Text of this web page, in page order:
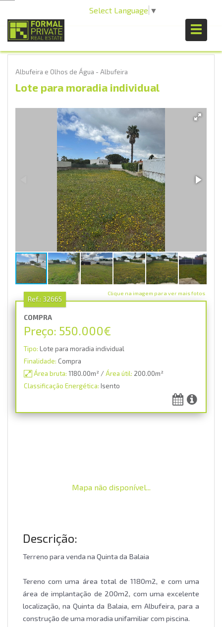
Select Language ▼
Albufeira e Olhos de Água - Albufeira
Lote para moradia individual
Clique na imagem para ver mais fotos
Ref.: 32665
COMPRA
Preço: 550.000€
Tipo: Lote para moradia individual
Finalidade: Compra
Área bruta: 1180.00m² /Área útil: 200.00m²
Classificação Energética: Isento
Mapa não disponível...
Descrição:
Terreno para venda na Quinta da Balaia
Tereno com uma área total de 1180m2, e com uma
área de implantação de 200m2, com uma excelente
localização, na Quinta da Balaia, em Albufeira, para a
construção de uma moradia unifamiliar com piscina.